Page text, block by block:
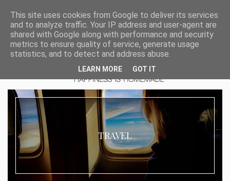
TRAVEL
This site uses cookies from Google to deliver its services
and to analyze traffic. Your IP address and user-agent are
shared with Google along with performance and security
metrics to ensure quality of service, generate usage
statistics, and to detect and address abuse.
LEARN MORE GOT IT